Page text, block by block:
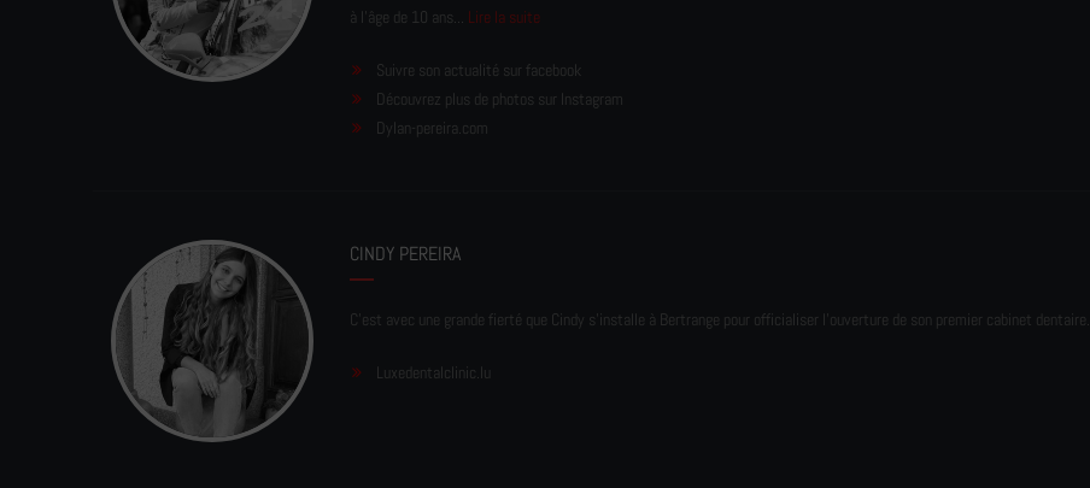
à l'âge de 10 ans... Lire la suite
Suivre son actualité sur facebook
Découvrez plus de photos sur Instagram
Dylan-pereira.com
CINDY PEREIRA
C'est avec une grande fierté que Cindy s'installe à Bertrange pour officialiser l'ouverture de son premier cabinet dentaire.
Luxedentalclinic.lu